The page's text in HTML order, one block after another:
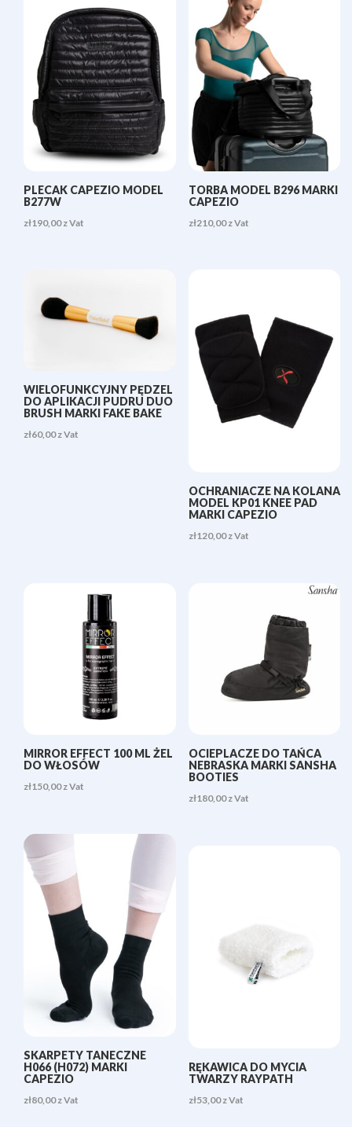
PLECAK CAPEZIO MODEL
B277W
zł190,00 z Vat
TORBA MODEL B296 MARKI
CAPEZIO
zł210,00 z Vat
WIELOFUNKCYJNY PĘDZEL
DO APLIKACJI PUDRU DUO
BRUSH MARKI FAKE BAKE
zł60,00 z Vat
OCHRANIACZE NA KOLANA
MODEL KP01 KNEE PAD
MARKI CAPEZIO
zł120,00 z Vat
MIRROR EFFECT 100 ML ŻEL
DO WŁOSÓW
zł150,00 z Vat
OCIEPLACZE DO TAŃCA
NEBRASKA MARKI SANSHA
BOOTIES
zł180,00 z Vat
SKARPETY TANECZNE
H066 (H072) MARKI
CAPEZIO
zł80,00 z Vat
RĘKAWICA DO MYCIA
TWARZY RAYPATH
zł53,00 z Vat